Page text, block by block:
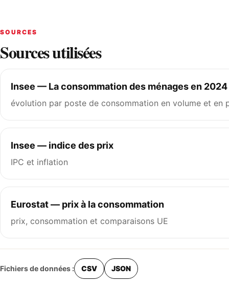
SOURCES
Sources utilisées
Insee — La consommation des ménages en 2024
évolution par poste de consommation en volume et en
Insee — indice des prix
IPC et inflation
Eurostat — prix à la consommation
prix, consommation et comparaisons UE
Fichiers de données : CSV JSON